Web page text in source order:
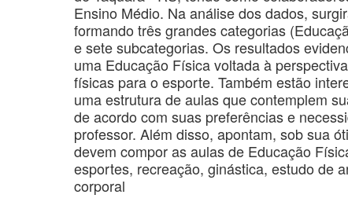
Ensino Médio. Na análise dos dados,
formando três grandes categorias
e sete subcategorias. Os resultados
uma Educação Física voltada à
físicas para o esporte. Também estão
uma estrutura de aulas que contemplem
de acordo com suas preferências e
professor. Além disso, apontam, sob sua
devem compor as aulas de Educação
esportes, recreação, ginástica, estudo de
corporal